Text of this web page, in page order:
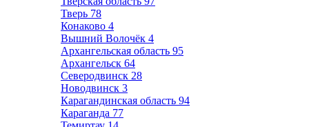
Тверь 78
Конаково 4
Вышний Волочёк 4
Архангельская область 95
Архангельск 64
Северодвинск 28
Новодвинск 3
Карагандинская область 94
Караганда 77